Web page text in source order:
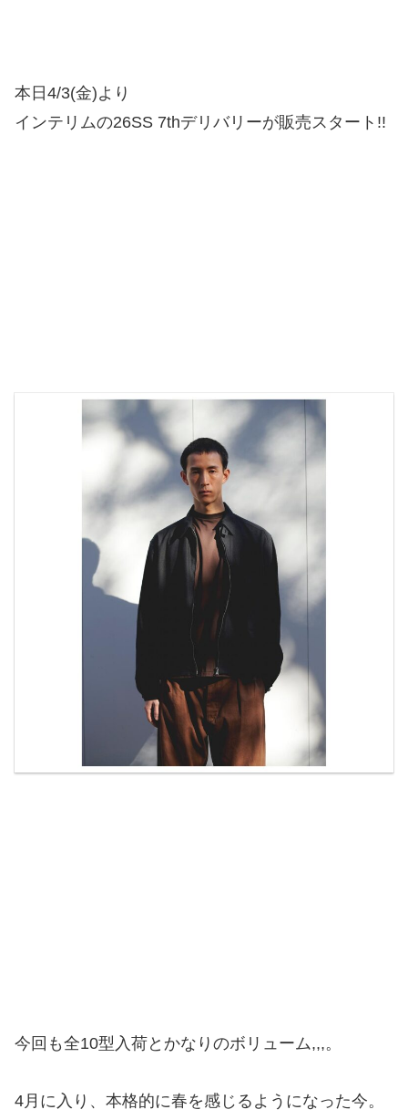
本日4/3(金)より
インテリムの26SS 7thデリバリーが販売スタート!!
今回も全10型入荷とかなりのボリューム,,,。
4月に入り、本格的に春を感じるようになった今。